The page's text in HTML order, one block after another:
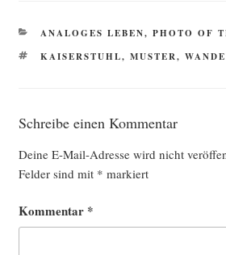
KATEGORIEN
ANALOGES LEBEN, PHOTO OF
SCHLAGWÖRTER
KAISERSTUHL, MUSTER,
Schreibe einen Kommentar
Deine E-Mail-Adresse wird nicht
Felder sind mit * markiert
Kommentar *